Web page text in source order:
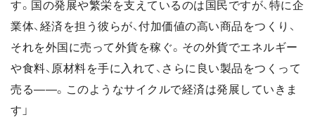
す。国の発展や繁栄を支えているのは国民ですが、特に企
業体、経済を担う彼らが、付加価値の高い商品をつくり、
それを外国に売って外貨を稼ぐ。その外貨でエネルギー
や食料、原材料を手に入れて、さらに良い製品をつくって
売る――。このようなサイクルで経済は発展していきま
す」